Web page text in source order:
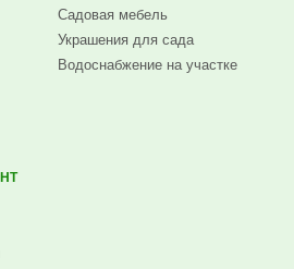
Садовая мебель
Украшения для сада
Водоснабжение на участке